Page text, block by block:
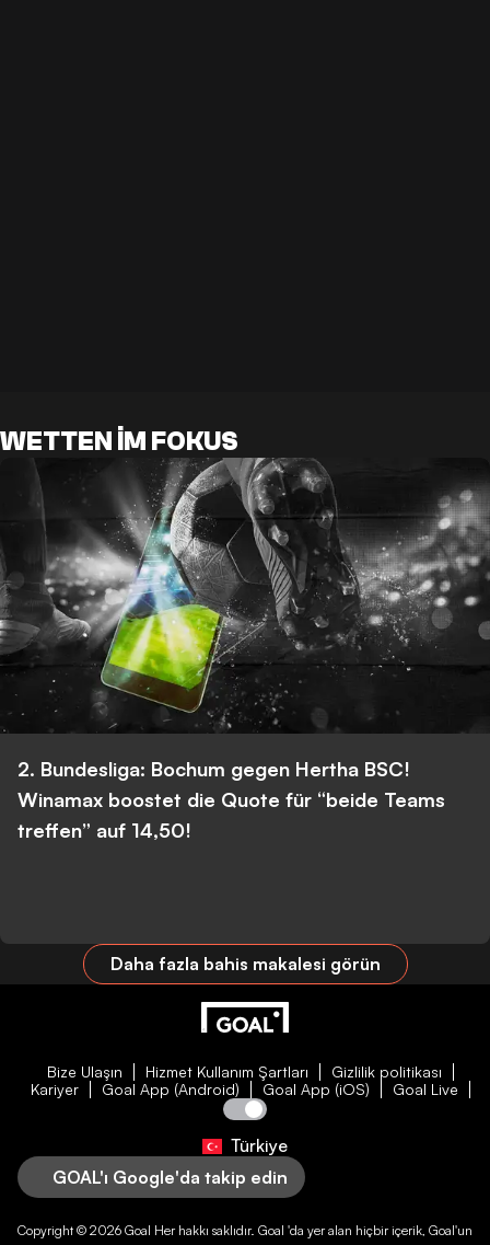
WETTEN IM FOKUS
2. Bundesliga: Bochum gegen Hertha BSC!
Winamax boostet die Quote für “beide Teams
treffen” auf 14,50!
Daha fazla bahis makalesi görün
Bize Ulaşın Hizmet Kullanım Şartları
Gizlilik politikası
Kariyer
Goal App (Android) Goal App (iOS) Goal Live
Türkiye
GOAL'ı Google'da takip edin
Copyright © 2026 Goal Her hakkı saklıdır. Goal 'da yer alan hiçbir içerik, Goal'un